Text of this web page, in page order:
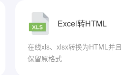
Excel转HTML
在线xls、xlsx转换为HTML并且
保留原格式